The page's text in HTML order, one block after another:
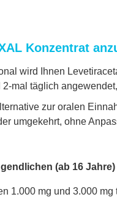
Konzentrat
wird Ihnen
mal täglich
zur oralen
umgekehrt, ohne
(ab 16 Jahre)
1.000 mg und 3.000 mg